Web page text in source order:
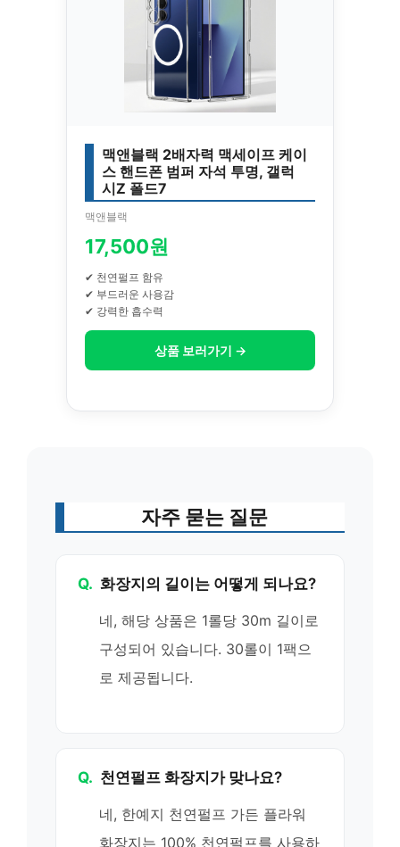
맥앤블랙 2배자력 맥세이프 케이
스 핸드폰 범퍼 자석 투명, 갤럭
시Z 폴드7
맥앤블랙
17,500원
✔ 천연펄프 함유
✔ 부드러운 사용감
✔ 강력한 흡수력
상품 보러가기 →
자주 묻는 질문
Q. 화장지의 길이는 어떻게 되나요?
네, 해당 상품은 1롤당 30m 길이로
구성되어 있습니다. 30롤이 1팩으
로 제공됩니다.
Q. 천연펄프 화장지가 맞나요?
네, 한예지 천연펄프 가든 플라워
화장지는 100% 천연펄프를 사용하